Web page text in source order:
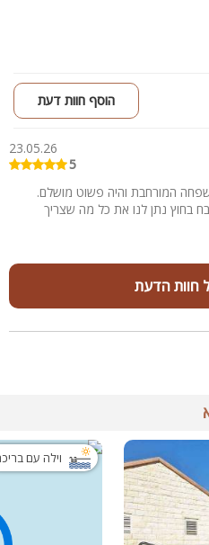
הוסף חוות דעת
23.05.26
5
המורחבת והיה פשוט מושלם.
בחוץ נתן לנו את כל מה שצריך
חוות הדעת
וילה עם